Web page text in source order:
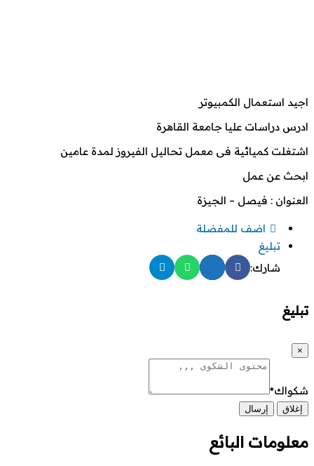
اجيد استعمال الكمبيوتر
ادرس دراسات عليا جامعة القاهرة
اشتغلت كميائية فى معمل تحاليل الفيروز لمدة عامين
ابحث عن عمل
العنوان : فيصل – الجيزة
اضف للمفضلة
تبليغ
شارك:
تبليغ
×
شكواك*
إغلاق إرسال
معلومات البائع